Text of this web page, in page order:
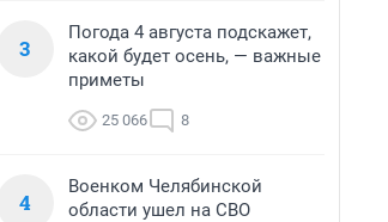
3
Погода 4 августа подскажет,
какой будет осень, — важные
приметы
25 066 8
4
Военком Челябинской
области ушел на СВО